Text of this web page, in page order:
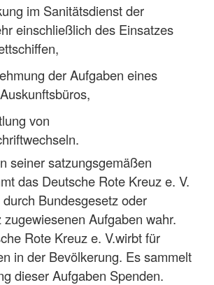
im Sanitätsdienst der
einschließlich des Einsatzes
der Aufgaben eines
von
seiner satzungsgemäßen
das Deutsche Rote Kreuz e. V.
Bundesgesetz oder
Aufgaben wahr.
Rote Kreuz e. V.wirbt für
in der Bevölkerung. Es sammelt
dieser Aufgaben Spenden.